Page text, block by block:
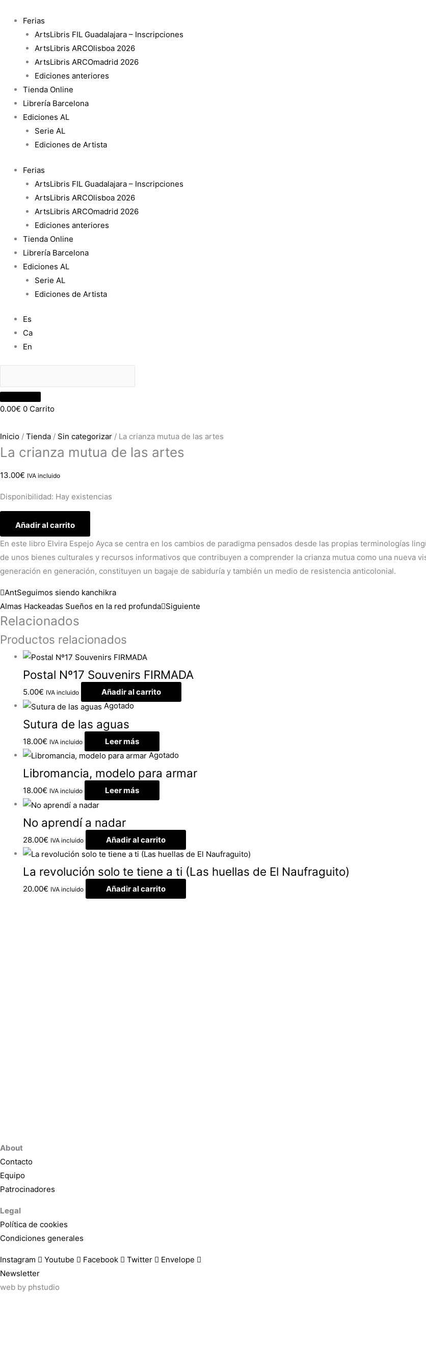
contenido
Ferias
ArtsLibris FIL Guadalajara – Inscripciones
ArtsLibris ARCOlisboa 2026
ArtsLibris ARCOmadrid 2026
Ediciones anteriores
Tienda Online
Librería Barcelona
Ediciones AL
Serie AL
Ediciones de Artista
Ferias
ArtsLibris FIL Guadalajara – Inscripciones
ArtsLibris ARCOlisboa 2026
ArtsLibris ARCOmadrid 2026
Ediciones anteriores
Tienda Online
Librería Barcelona
Ediciones AL
Serie AL
Ediciones de Artista
Es
Ca
En
0.00€ 0 Carrito
Inicio / Tienda / Sin categorizar / La crianza mutua de las artes
La crianza mutua de las artes
13.00€ IVA incluido
Disponibilidad: Hay existencias
crianza
cantidad
Añadir al carrito
En este libro Elvira Espejo Ayca se centra en los cambios de paradigma pensados desde las propias terminologías
de unos bienes culturales y recursos informativos que contribuyen a comprender la crianza mutua como una nueva
generación en generación, constituyen un bagaje de sabiduría y también un medio de resistencia anticolonial.
AntSeguimos siendo kanchikra
Almas Hackeadas Sueños en la red profunda Siguiente
Relacionados
Productos relacionados
Postal Nº17 Souvenirs FIRMADA
5.00€ IVA incluido
Añadir al carrito
Agotado
Sutura de las aguas
18.00€ IVA incluido
Leer más
Agotado
Libromancia, modelo para armar
18.00€ IVA incluido Leer más
No aprendí a nadar
28.00€ IVA incluido Añadir al carrito
La revolución solo te tiene a ti (Las huellas de El Naufraguito)
20.00€ IVA incluido Añadir al carrito
About
Contacto
Equipo
Patrocinadores
Legal
Política de cookies
Condiciones generales
Instagram Youtube Facebook Twitter
Envelope
Newsletter
web by phstudio